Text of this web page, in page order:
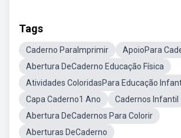
Tags
Caderno ParaImprimir
ApoioPara
Abertura DeCaderno Educação Física
Atividades ColoridasPara Educação
Capa Caderno1 Ano
Cadernos Infantil
Abertura DeCadernos Para Colorir
Aberturas DeCaderno